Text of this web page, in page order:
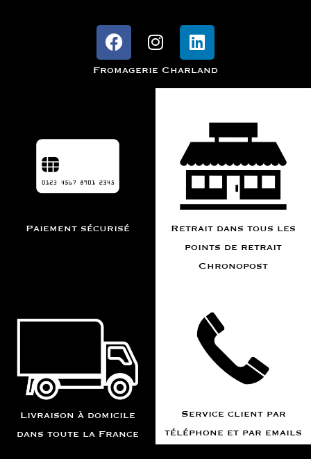
Fromagerie Charland
Paiement sécurisé
Retrait dans tous les
points de retrait
Chronopost
Livraison à domicile
dans toute la France
Service client par
téléphone et par emails